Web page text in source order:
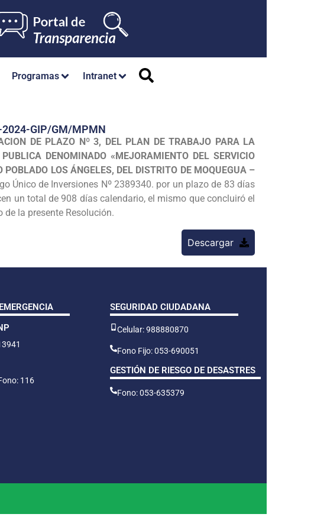
Programas Intranet
2024-GIP/GM/MPMN
DE PLAZO Nº 3, DEL PLAN DE TRABAJO PARA LA
DENOMINADO «MEJORAMIENTO DEL SERVICIO
LOS ÁNGELES, DEL DISTRITO DE MOQUEGUA –
Único de Inversiones Nº 2389340. por un plazo de 83 días
un total de 908 días calendario, el mismo que concluiró el
la presente Resolución.
Descargar
116
SEGURIDAD CIUDADANA
Celular: 988880870
Fono Fijo: 053-690051
GESTIÓN DE RIESGO DE DESASTRES
Fono: 053-635379